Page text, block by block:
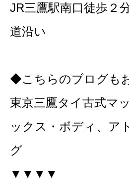
JR三鷹駅南口徒歩２
道沿い
◆こちらのブログも
東京三鷹タイ古式マ
ックス・ボディ、ア
グ
▼▼▼▼